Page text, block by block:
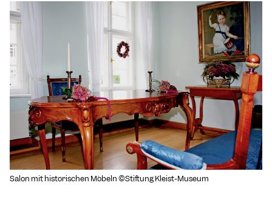
Salon mit historischen Möbeln ©Stiftung Kleist-Museum